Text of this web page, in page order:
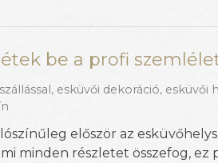
be a profi
, esküvői dekoráció, esküvői
először az
minden részletet összefog, ez